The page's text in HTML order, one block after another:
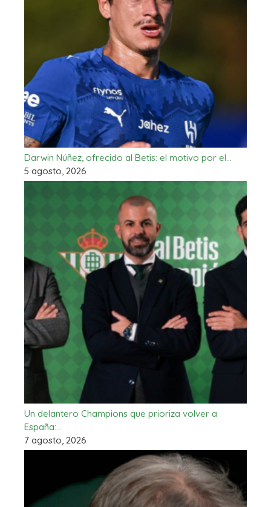
Darwin Núñez, ofrecido al Betis: el motivo por el…
5 agosto, 2026
Un delantero Champions que prioriza volver a
España:…
7 agosto, 2026